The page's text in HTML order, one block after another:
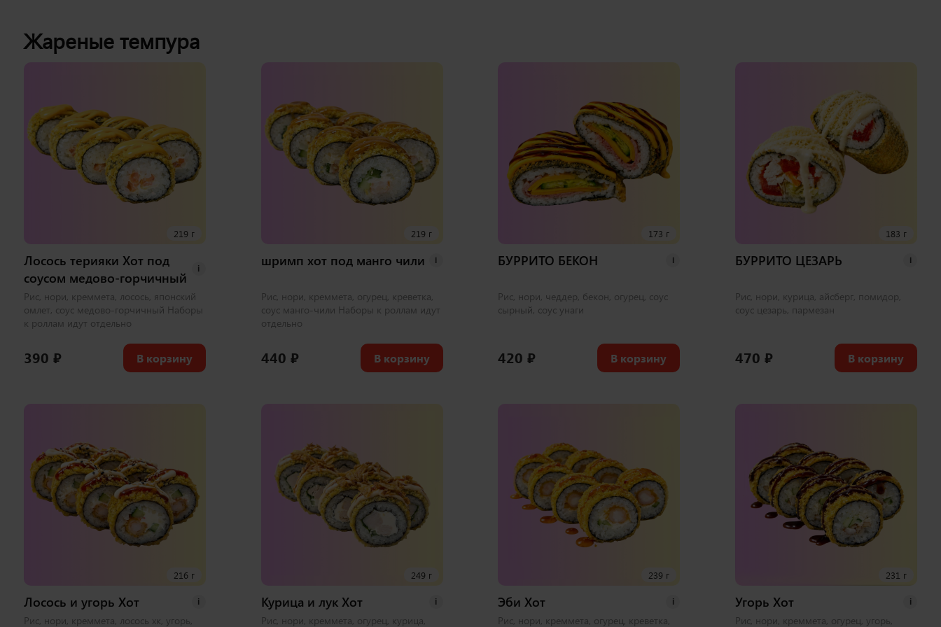
Жареные темпура
219 г
Лосось терияки Хот под
соусом медово-горчичный
i
Рис, нори, креммета, лосось, японский
омлет, соус медово-горчичный Наборы
к роллам идут отдельно
390 ₽ В корзину
219 г
шримп хот под манго чили i
Рис, нори, креммета, огурец, креветка,
соус манго-чили Наборы к роллам идут
отдельно
440 ₽ В корзину
173 г
БУРРИТО БЕКОН i
Рис, нори, чеддер, бекон, огурец, соус
сырный, соус унаги
420₽ В корзину
183 г
БУРРИТО ЦЕЗАРЬ i
Рис, нори, курица, айсберг, помидор,
соус цезарь, пармезан
470₽ В корзину
216 г
Лосось и угорь Хот i
Рис, нори, креммета, лосось хк, угорь,
249 г
Курица и лук Хот i
Рис, нори, креммета, огурец, курица,
239 г
Эби Хот i
Рис, нори, креммета, огурец, креветка,
231 г
Угорь Хот i
Рис, нори, креммета, огурец, угорь,